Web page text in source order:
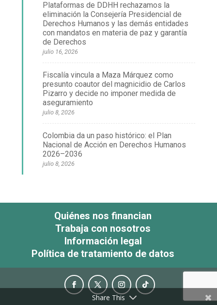
Plataformas de DDHH rechazamos la
eliminación la Consejería Presidencial de
Derechos Humanos y las demás entidades
con mandatos en materia de paz y garantía
de Derechos
julio 16, 2026
Fiscalía vincula a Maza Márquez como
presunto coautor del magnicidio de Carlos
Pizarro y decide no imponer medida de
aseguramiento
julio 8, 2026
Colombia da un paso histórico: el Plan
Nacional de Acción en Derechos Humanos
2026–2036
julio 8, 2026
Quiénes nos financian
Trabaja con nosotros
Información legal
Política de tratamiento de datos
Share This